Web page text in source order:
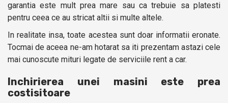
garantia este mult prea mare sau ca trebuie sa platesti
pentru ceea ce au stricat altii si multe altele.
In realitate insa, toate acestea sunt doar informatii eronate.
Tocmai de aceea ne-am hotarat sa iti prezentam astazi cele
mai cunoscute mituri legate de serviciile rent a car.
Inchirierea unei masini este prea
costisitoare